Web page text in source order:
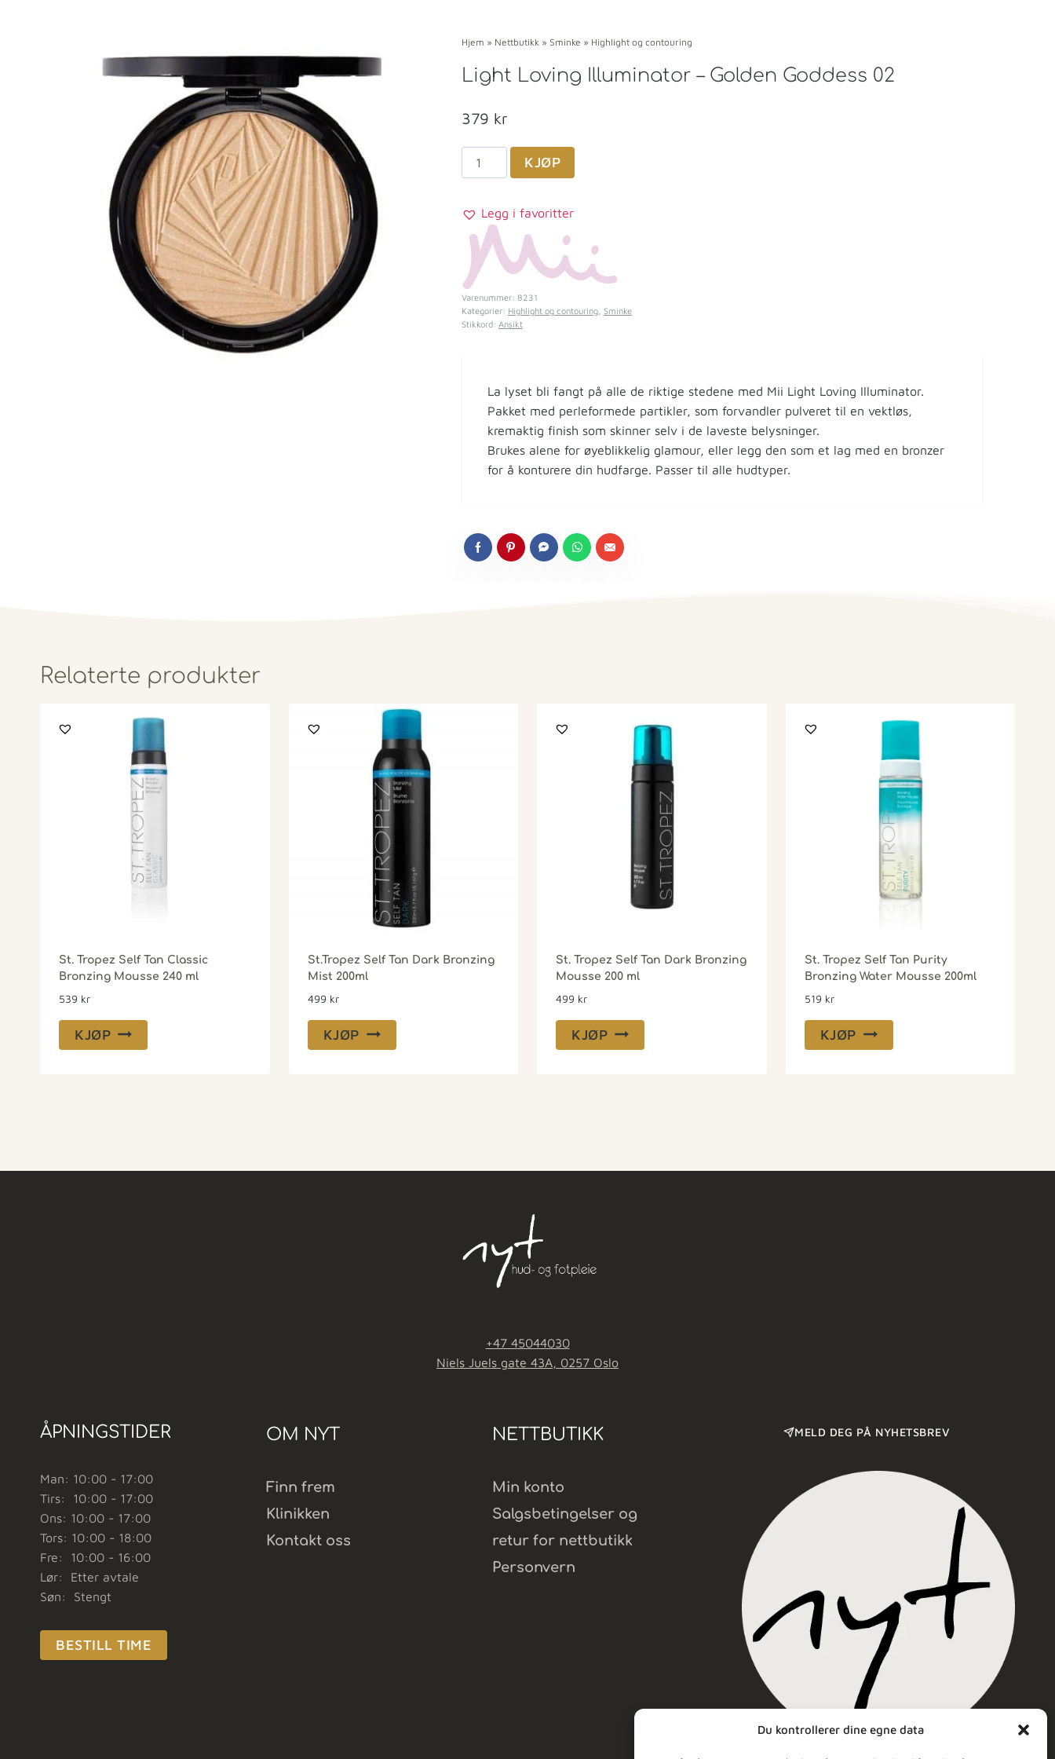
Du kontrollerer dine egne data
Hjem » Nettbutikk » Sminke » Highlight og contouring
Light Loving Illuminator – Golden Goddess 02
379 kr
KJØP
Legg i favoritter
Varenummer: 8231
Kategorier: Highlight og contouring
Sminke
Stikkord: Ansikt
La lyset bli fangt på alle de riktige stedene med Mii Light Loving Illuminator.
Pakket med perleformede partikler, som forvandler pulveret til en vektløs,
kremaktig finish som skinner selv i de laveste belysninger.
Brukes alene for øyeblikkelig glamour, eller legg den som et lag med en bronzer
for å konturere din hudfarge. Passer til alle hudtyper.
Relaterte produkter
St. Tropez Self Tan Classic
Bronzing Mousse 240 ml
539 kr
KJØP
St.Tropez Self Tan Dark Bronzing
Mist 200ml
499 kr
KJØP
St. Tropez Self Tan Dark Bronzing
Mousse 200 ml
499 kr
KJØP
St. Tropez Self Tan Purity
Bronzing Water Mousse 200ml
519 kr
KJØP
+47 45044030
Niels Juels gate 43A, 0257 Oslo
ÅPNINGSTIDER
Man: 10:00 - 17:00
Tirs: 10:00 - 17:00
Ons: 10:00 - 17:00
Tors: 10:00 - 18:00
Fre: 10:00 - 16:00
Lør: Etter avtale
Søn: Stengt
BESTILL TIME
OM NYT
Finn frem
Klinikken
Kontakt oss
NETTBUTIKK
Min konto
Salgsbetingelser og
retur for nettbutikk
Personvern
MELD DEG PÅ NYHETSBREV